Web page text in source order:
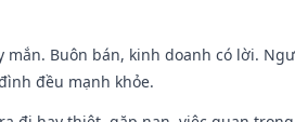
Buôn bán, kinh doanh có lời.
đều mạnh khỏe.